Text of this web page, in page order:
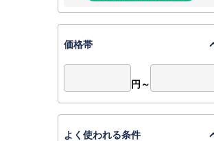
価格帯
円～
よく使われる条件